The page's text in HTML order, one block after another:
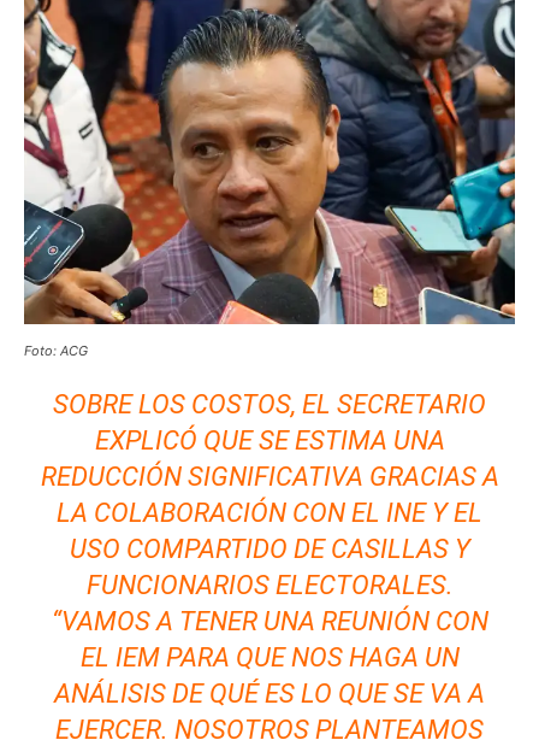
Foto: ACG
SOBRE LOS COSTOS, EL SECRETARIO
EXPLICÓ QUE SE ESTIMA UNA
REDUCCIÓN SIGNIFICATIVA GRACIAS A
LA COLABORACIÓN CON EL INE Y EL
USO COMPARTIDO DE CASILLAS Y
FUNCIONARIOS ELECTORALES.
“VAMOS A TENER UNA REUNIÓN CON
EL IEM PARA QUE NOS HAGA UN
ANÁLISIS DE QUÉ ES LO QUE SE VA A
EJERCER. NOSOTROS PLANTEAMOS